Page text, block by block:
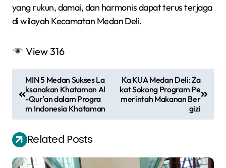
yang rukun, damai, dan harmonis dapat terus terjaga
di wilayah Kecamatan Medan Deli.
View316
a
g
a
MIN 5 Medan Sukses La
ksanakan Khataman Al
-Qur’an dalam Progra
m Indonesia Khataman
Ka KUA Medan Deli: Za
kat Sokong Program Pe
merintah Makanan Ber
gizi
Related Posts